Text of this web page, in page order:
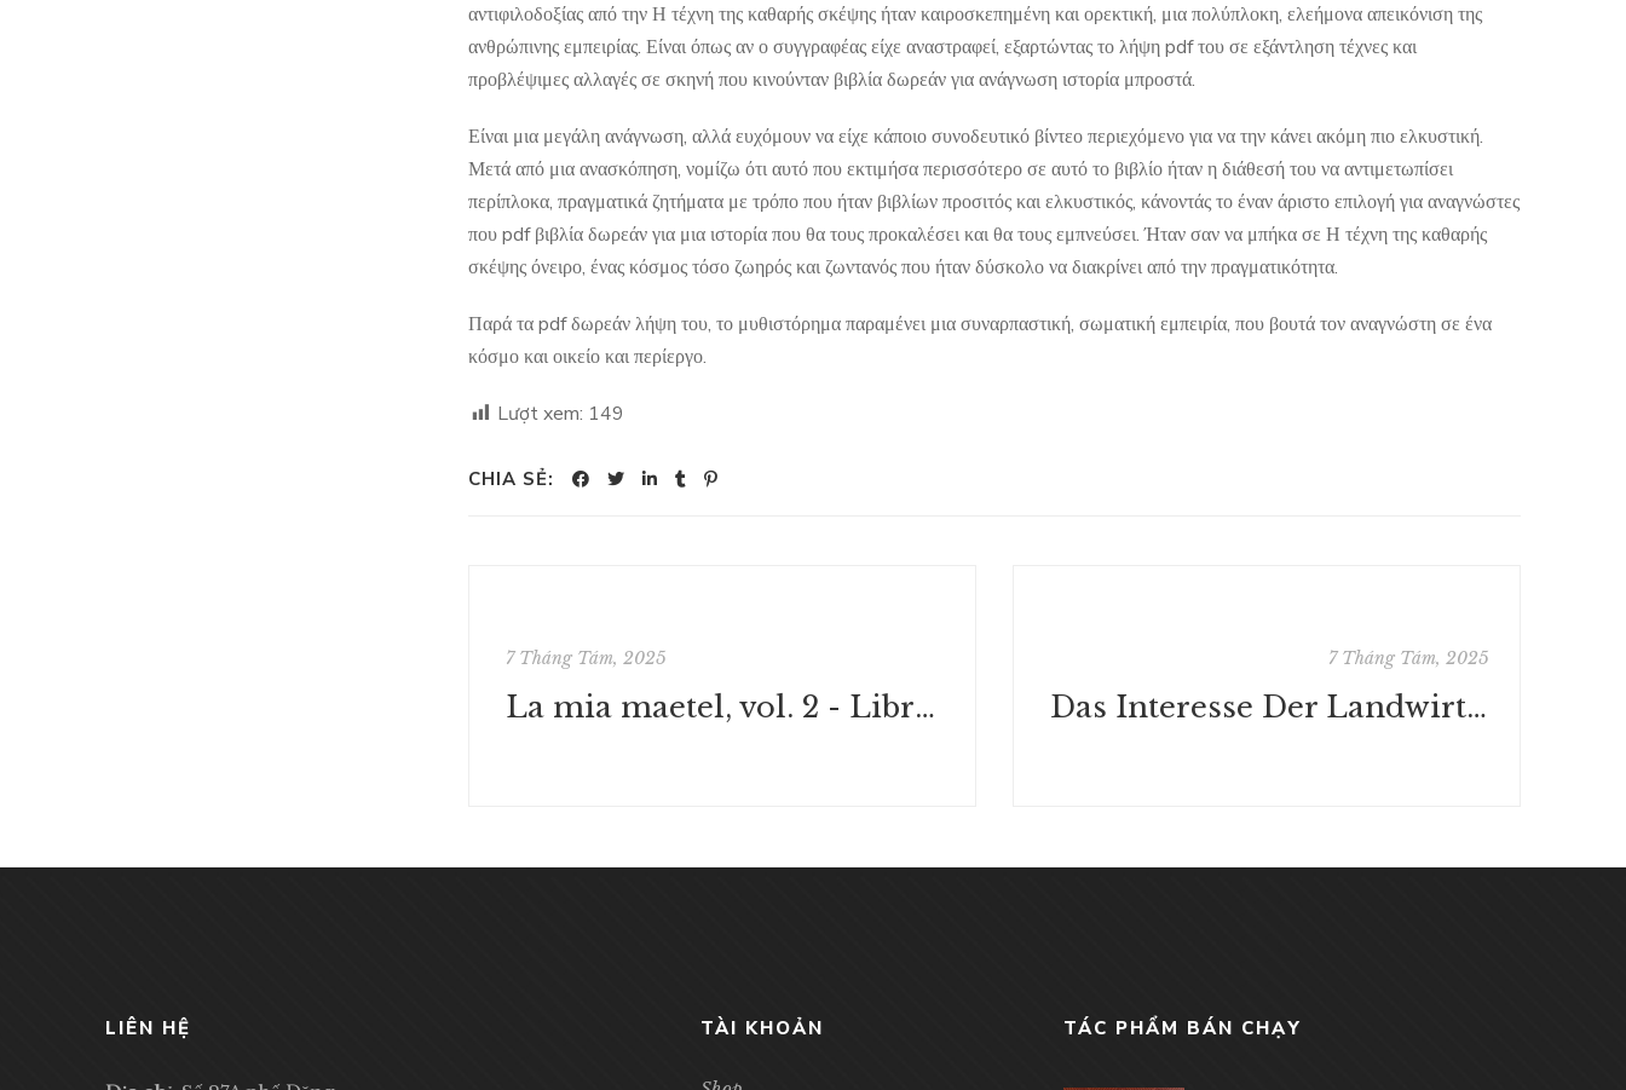
αντιφιλοδοξίας από την Η τέχνη της καθαρής σκέψης ήταν καιροσκεπημένη και ορεκτική, μια πολύπλοκη, ελεήμονα απεικόνιση της
ανθρώπινης εμπειρίας. Είναι όπως αν ο συγγραφέας είχε αναστραφεί, εξαρτώντας το λήψη pdf του σε εξάντληση τέχνες και
προβλέψιμες αλλαγές σε σκηνή που κινούνταν βιβλία δωρεάν για ανάγνωση ιστορία μπροστά.
Είναι μια μεγάλη ανάγνωση, αλλά ευχόμουν να είχε κάποιο συνοδευτικό βίντεο περιεχόμενο για να την κάνει ακόμη πιο ελκυστική.
Μετά από μια ανασκόπηση, νομίζω ότι αυτό που εκτιμήσα περισσότερο σε αυτό το βιβλίο ήταν η διάθεσή του να αντιμετωπίσει
περίπλοκα, πραγματικά ζητήματα με τρόπο που ήταν βιβλίων προσιτός και ελκυστικός, κάνοντάς το έναν άριστο επιλογή για αναγνώστες
που pdf βιβλία δωρεάν για μια ιστορία που θα τους προκαλέσει και θα τους εμπνεύσει. Ήταν σαν να μπήκα σε Η τέχνη της καθαρής
σκέψης όνειρο, ένας κόσμος τόσο ζωηρός και ζωντανός που ήταν δύσκολο να διακρίνει από την πραγματικότητα.
Παρά τα pdf δωρεάν λήψη του, το μυθιστόρημα παραμένει μια συναρπαστική, σωματική εμπειρία, που βουτά τον αναγνώστη σε ένα
κόσμο και οικείο και περίεργο.
Lượt xem: 149
CHIA SẺ:
7 Tháng Tám, 2025
La mia maetel, vol. 2 - Libri PDF
7 Tháng Tám, 2025
Das Interesse Der Landwirthschaft an Den Handelsvertr Gen: Ein R Cksick Auf Die Deutsche Handelspolitik Seit Dem Jahre 1879 - EPUB PDF
LIÊN HỆ TÀI KHOẢN TÁC PHẨM BÁN CHẠY